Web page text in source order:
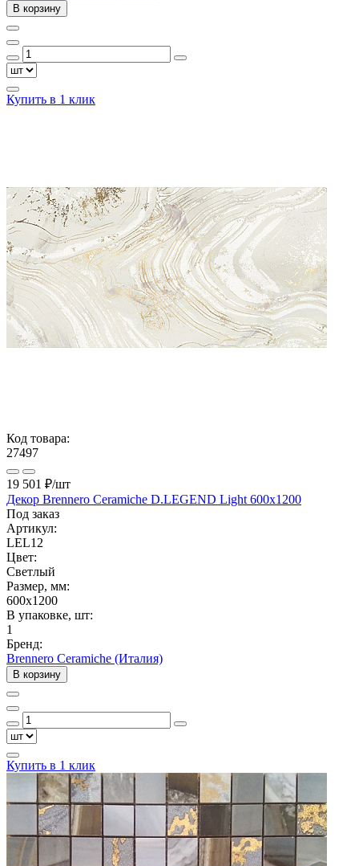
В корзину
Купить в 1 клик
Код товара:
27497
19 501 ₽/шт
Декор Brennero Ceramiche D.LEGEND Light 600x1200
Под заказ
Артикул:
LEL12
Цвет:
Светлый
Размер, мм:
600x1200
В упаковке, шт:
1
Бренд:
Brennero Ceramiche (Италия)
В корзину
Купить в 1 клик